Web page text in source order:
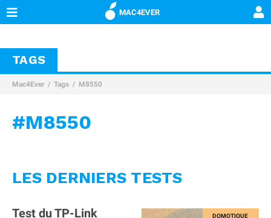
MAC4EVER
TAGS
Mac4Ever Tags M8550
#M8550
LES DERNIERS TESTS
Test du TP-Link